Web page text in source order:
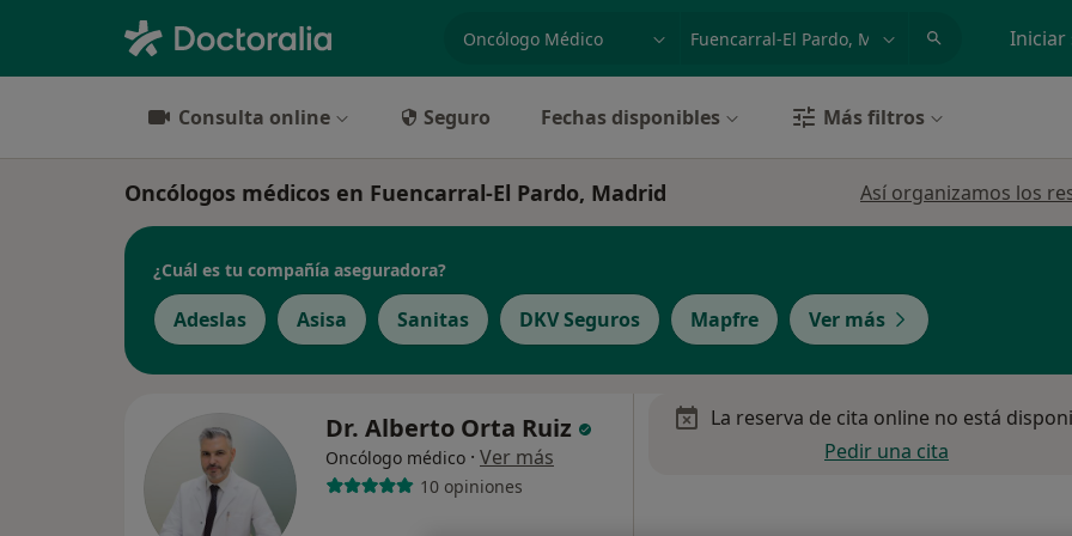
especialidad, enfermedad o nombre Iniciar
Consulta online Seguro Fechas disponibles Más filtros
Oncólogos médicos en Fuencarral-El Pardo, Madrid Así organizamos los
¿Cuál es tu compañía aseguradora?
Adeslas Asisa Sanitas DKV Seguros Mapfre Ver más
Dr. Alberto Orta Ruiz
Oncólogo médico · Ver más
10 opiniones
La reserva de cita online no está
Pedir una cita